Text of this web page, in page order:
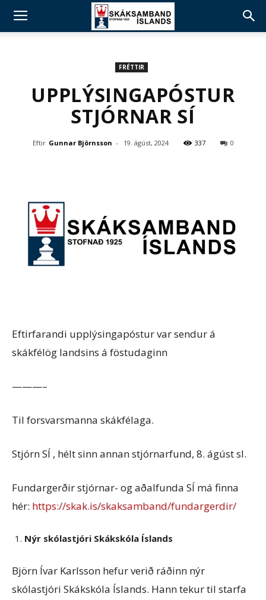
FRÉTTIR
UPPLÝSINGAPÓSTUR
STJÓRNAR SÍ
Eftir Gunnar Björnsson - 19. ágúst, 2024 337 0
Eftirfarandi upplýsingapóstur var sendur á
skákfélög landsins á föstudaginn
———–
Til forsvarsmanna skákfélaga.
Stjórn SÍ , hélt sinn annan stjórnarfund, 8. ágúst sl.
Fundargerðir stjórnar- og aðalfunda SÍ má finna
hér: https://skak.is/skaksamband/fundargerdir/
Nýr skólastjóri Skákskóla Íslands
Björn Ívar Karlsson hefur verið ráðinn nýr
skólastjóri Skákskóla Íslands. Hann tekur til starfa